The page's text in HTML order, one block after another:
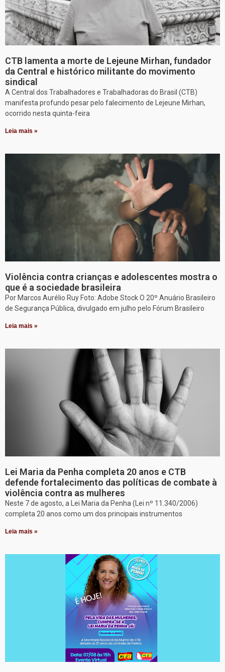
CTB lamenta a morte de Lejeune Mirhan, fundador
da Central e histórico militante do movimento
sindical
A Central dos Trabalhadores e Trabalhadoras do Brasil (CTB)
manifesta profundo pesar pelo falecimento de Lejeune Mirhan,
ocorrido nesta quinta-feira
Leia mais »
Violência contra crianças e adolescentes mostra o
que é a sociedade brasileira
Por Marcos Aurélio Ruy Foto: Adobe Stock O 20º Anuário Brasileiro
de Segurança Pública, divulgado em julho pelo Fórum Brasileiro
Leia mais »
Lei Maria da Penha completa 20 anos e CTB
defende fortalecimento das políticas de combate à
violência contra as mulheres
Neste 7 de agosto, a Lei Maria da Penha (Lei nº 11.340/2006)
completa 20 anos como um dos principais instrumentos
Leia mais »